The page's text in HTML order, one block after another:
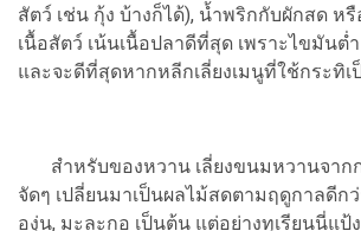
สัตว์ เช่น กุ้ง บ้างก็ได้), น้ำพริกกับผักสด ห
เนื้อสัตว์ เน้นเนื้อปลาดีที่สุด เพราะไขมันต่
และจะดีที่สุดหากหลีกเลี่ยงเมนูที่ใช้กระทิ
สำหรับของหวาน เลี่ยงขนมหวานจาก
จัดๆ เปลี่ยนมาเป็นผลไม้สดตามฤดูกาลดีก
องุ่น, มะละกอ เป็นต้น แต่อย่างทุเรียนนี่แป้